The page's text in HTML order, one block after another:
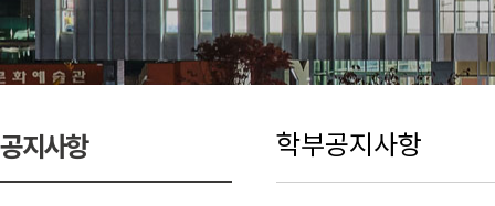
공지사항 학부공지사항